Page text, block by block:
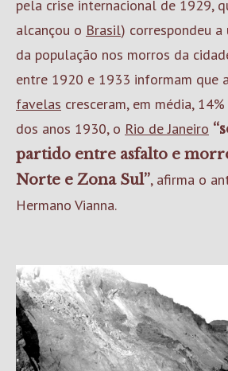
pela crise internacional de 1929,
alcançou o Brasil) correspondeu a
da população nos morros da
entre 1920 e 1933 informam que
favelas cresceram, em média,
dos anos 1930, o Rio de Janeiro
partido entre asfalto e
Norte e Zona Sul”, afirma o
Hermano Vianna.